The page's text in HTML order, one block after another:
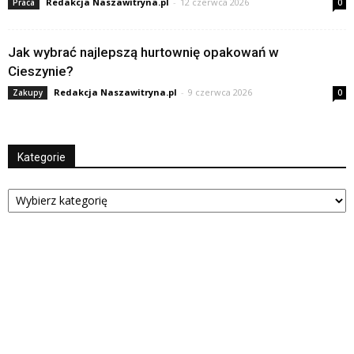
Jak wybrać najlepszą hurtownię opakowań w
Cieszynie?
Zakupy Redakcja Naszawitryna.pl - 9 czerwca 2026 0
Kategorie
Kategorie